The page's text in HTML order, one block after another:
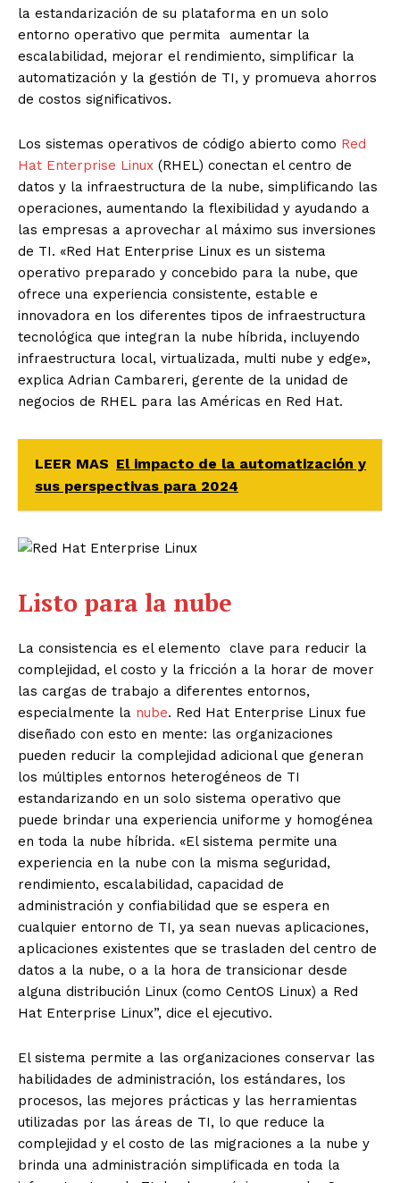
la estandarización de su plataforma en un solo
entorno operativo que permita aumentar la
escalabilidad, mejorar el rendimiento, simplificar la
automatización y la gestión de TI, y promueva ahorros
de costos significativos.
Los sistemas operativos de código abierto como Red
Hat Enterprise Linux (RHEL) conectan el centro de
datos y la infraestructura de la nube, simplificando las
operaciones, aumentando la flexibilidad y ayudando a
las empresas a aprovechar al máximo sus inversiones
de TI. «Red Hat Enterprise Linux es un sistema
operativo preparado y concebido para la nube, que
ofrece una experiencia consistente, estable e
innovadora en los diferentes tipos de infraestructura
tecnológica que integran la nube híbrida, incluyendo
infraestructura local, virtualizada, multi nube y edge»,
explica Adrian Cambareri, gerente de la unidad de
negocios de RHEL para las Américas en Red Hat.
LEER MAS El impacto de la automatización y
sus perspectivas para 2024
Listo para la nube
La consistencia es el elemento clave para reducir la
complejidad, el costo y la fricción a la horar de mover
las cargas de trabajo a diferentes entornos,
especialmente la nube. Red Hat Enterprise Linux fue
diseñado con esto en mente: las organizaciones
pueden reducir la complejidad adicional que generan
los múltiples entornos heterogéneos de TI
estandarizando en un solo sistema operativo que
puede brindar una experiencia uniforme y homogénea
en toda la nube híbrida. «El sistema permite una
experiencia en la nube con la misma seguridad,
rendimiento, escalabilidad, capacidad de
administración y confiabilidad que se espera en
cualquier entorno de TI, ya sean nuevas aplicaciones,
aplicaciones existentes que se trasladen del centro de
datos a la nube, o a la hora de transicionar desde
alguna distribución Linux (como CentOS Linux) a Red
Hat Enterprise Linux”, dice el ejecutivo.
El sistema permite a las organizaciones conservar las
habilidades de administración, los estándares, los
procesos, las mejores prácticas y las herramientas
utilizadas por las áreas de TI, lo que reduce la
complejidad y el costo de las migraciones a la nube y
brinda una administración simplificada en toda la